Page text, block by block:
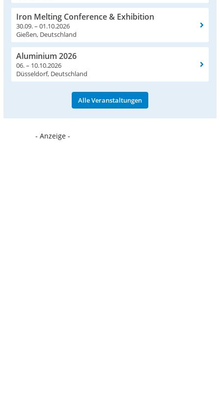
Iron Melting Conference & Exhibition
30.09. – 01.10.2026
Gießen, Deutschland
Aluminium 2026
06. – 10.10.2026
Düsseldorf, Deutschland
Alle Veranstaltungen
- Anzeige -